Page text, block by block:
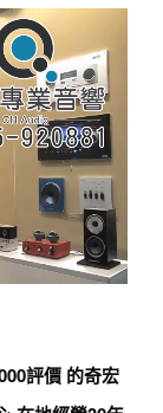
評價 的奇宏